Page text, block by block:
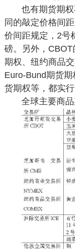
也有期货期
同的敲定价格间
价间距规定，2号
磅。另外，
期权、纽约商品
Euro-Bund期货
货期权等，都实
全球主要商